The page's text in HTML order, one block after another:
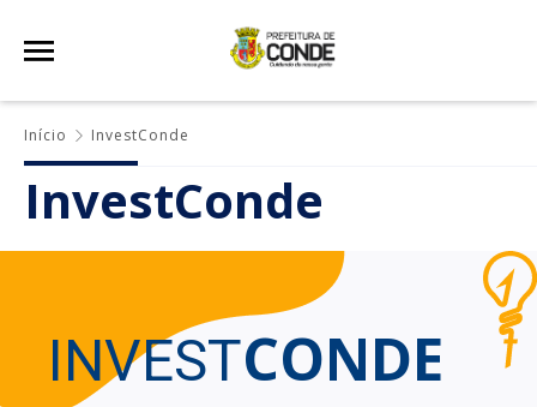
Início InvestConde
InvestConde
INVESTCONDE